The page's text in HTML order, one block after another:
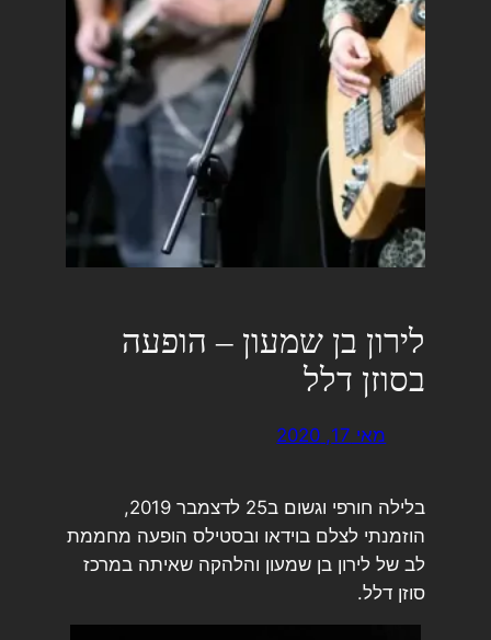
לירון בן שמעון – הופעה
בסוזן דלל
מאי 17, 2020
בלילה חורפי וגשום ב25 לדצמבר 2019,
הוזמנתי לצלם בוידאו ובסטילס הופעה מחממת
לב של לירון בן שמעון והלהקה שאיתה במרכז
סוזן דלל.